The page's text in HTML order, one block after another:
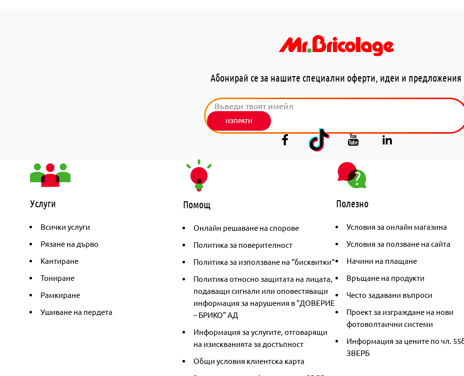
Абонирай се за нашите специални оферти, идеи и предложения
ИЗПРАТИ
Услуги
Всички услуги
Рязане на дърво
Кантиране
Тониране
Рамкиране
Ушиване на пердета
Помощ
Онлайн решаване на спорове
Политика за поверителност
Политика за използване на “бисквитки“
Политика относно защитата на лицата,
подаващи сигнали или оповестяващи
информация за нарушения в “ДОВЕРИЕ
– БРИКО” АД
Информация за услугите, отговарящи
на изискванията за достъпност
Общи условия клиентска карта
Полезно
Условия за онлайн магазина
Условия за ползване на сайта
Начини на плащане
Връщане на продукти
Често задавани въпроси
Проект за изграждане на нови
фотоволтаични системи
Информация за цените по чл.
ЗВЕРБ